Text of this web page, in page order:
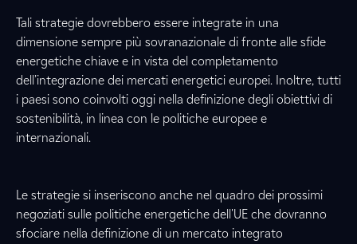
Tali strategie dovrebbero essere integrate in una
dimensione sempre più sovranazionale di fronte alle sfide
energetiche chiave e in vista del completamento
dell’integrazione dei mercati energetici europei. Inoltre, tutti
i paesi sono coinvolti oggi nella definizione degli obiettivi di
sostenibilità, in linea con le politiche europee e
internazionali.
Le strategie si inseriscono anche nel quadro dei prossimi
negoziati sulle politiche energetiche dell'UE che dovranno
sfociare nella definizione di un mercato integrato